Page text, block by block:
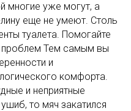
многие уже могут, а
еще не умеют. Столь
туалета. Помогайте
проблем Тем самым вы
и
комфорта.
и неприятные
то мяч закатился